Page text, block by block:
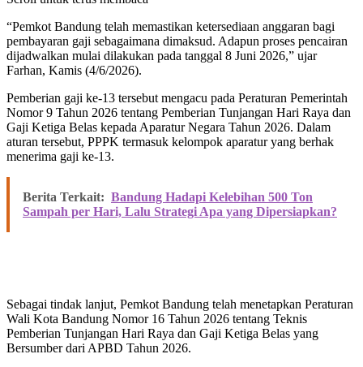
“Pemkot Bandung telah memastikan ketersediaan anggaran bagi
pembayaran gaji sebagaimana dimaksud. Adapun proses pencairan
dijadwalkan mulai dilakukan pada tanggal 8 Juni 2026,” ujar
Farhan, Kamis (4/6/2026).
Pemberian gaji ke-13 tersebut mengacu pada Peraturan Pemerintah
Nomor 9 Tahun 2026 tentang Pemberian Tunjangan Hari Raya dan
Gaji Ketiga Belas kepada Aparatur Negara Tahun 2026. Dalam
aturan tersebut, PPPK termasuk kelompok aparatur yang berhak
menerima gaji ke-13.
Berita Terkait: Bandung Hadapi Kelebihan 500 Ton
Sampah per Hari, Lalu Strategi Apa yang Dipersiapkan?
Sebagai tindak lanjut, Pemkot Bandung telah menetapkan Peraturan
Wali Kota Bandung Nomor 16 Tahun 2026 tentang Teknis
Pemberian Tunjangan Hari Raya dan Gaji Ketiga Belas yang
Bersumber dari APBD Tahun 2026.